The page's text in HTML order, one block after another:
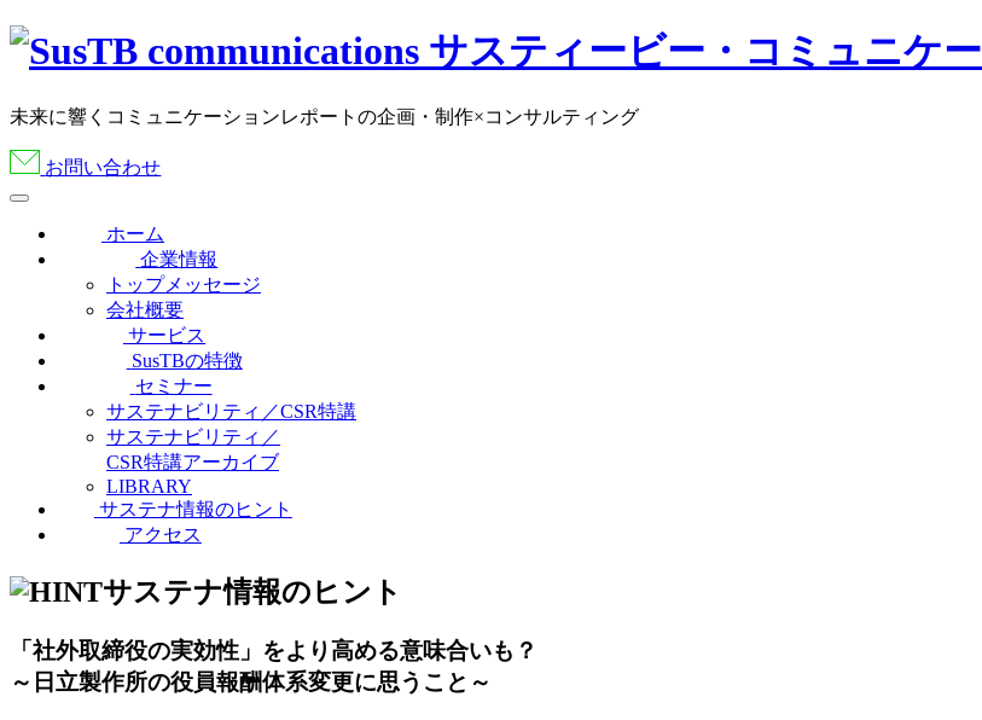
未来に響くコミュニケーションレポートの企画・制作×コンサルティング
お問い合わせ
ホーム
企業情報
トップメッセージ
会社概要
サービス
SusTBの特徴
セミナー
サステナビリティ／CSR特講
サステナビリティ／
CSR特講アーカイブ
LIBRARY
サステナ情報のヒント
アクセス
サステナ情報のヒント
「社外取締役の実効性」をより高める意味合いも？
～日立製作所の役員報酬体系変更に思うこと～